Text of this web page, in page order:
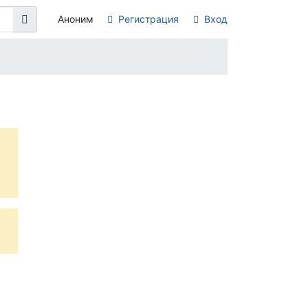
Аноним Регистрация Вход